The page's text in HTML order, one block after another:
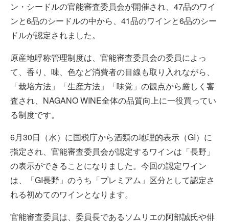
ン・シードルの官能審査委員会が開催され、47品のワイ
ンと6品のシードルの中から、41品のワインと6品のシー
ドルが認定されました。
原産地呼称管理制度は、官能審査委員会の委員によっ
て、香り、味、色など消費者の目線も取り入れながら、
「栽培方法」「生産方法」「味覚」の観点から厳しく審
査され、NAGANO WINE全体の品質向上に一役買ってい
る制度です。
6月30日（水）に国税庁から酒類の地理的表示（GI）に
指定され、官能審査委員会が認定するワインは「長野」
の表示ができることになりました。今回の認定ワイン
は、「GI長野」のうち「プレミアム」区分として認定さ
れる初めてのワインとなります。
官能審査委員は、委員長であるソムリエの阿部誠氏や俳